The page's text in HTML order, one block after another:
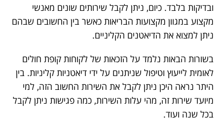
ובדיקות בלבד. כיום, ניתן לקבל שירותים שונים מאנשי
מקצוע במגוון מקצועות הבריאות כאשר בין החשובים שבהם
ניתן למצוא את הדיאטנים הקליניים.
בשורות הבאות נלמד על הזכאות של לקוחות קופת חולים
לאומית לייעוץ וטיפול שניתנים על ידי דיאטניות קליניות. בין
היתר נראה היכן ניתן לקבל את השירות החשוב הזה, למי
מיועד שירות זה, מהי עלות השירות, כמה פגישות ניתן לקבל
בכל שנה ועוד.